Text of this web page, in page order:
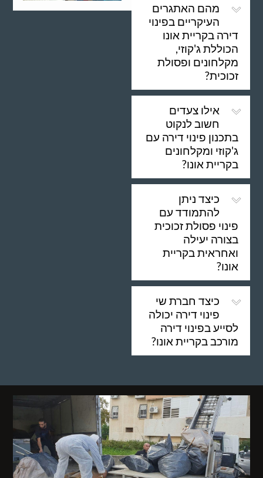
מהם האתגרים
העיקריים בפינוי
דירה בקריית אונו
הכוללת ג'קוזי,
מקלחונים ופסולת
זכוכית?
אילו צעדים
חשוב לנקוט
בתכנון פינוי דירה עם
ג'קוזי ומקלחונים
בקריית אונו?
כיצד ניתן
להתמודד עם
פינוי פסולת זכוכית
בצורה יעילה
ואחראית בקריית
אונו?
כיצד חברת שי
פינוי דירה יכולה
לסייע בפינוי דירה
מורכב בקריית אונו?